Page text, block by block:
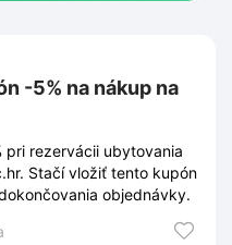
-5% na nákup na
pri rezervácii ubytovania
Stačí vložiť tento kupón
objednávky.